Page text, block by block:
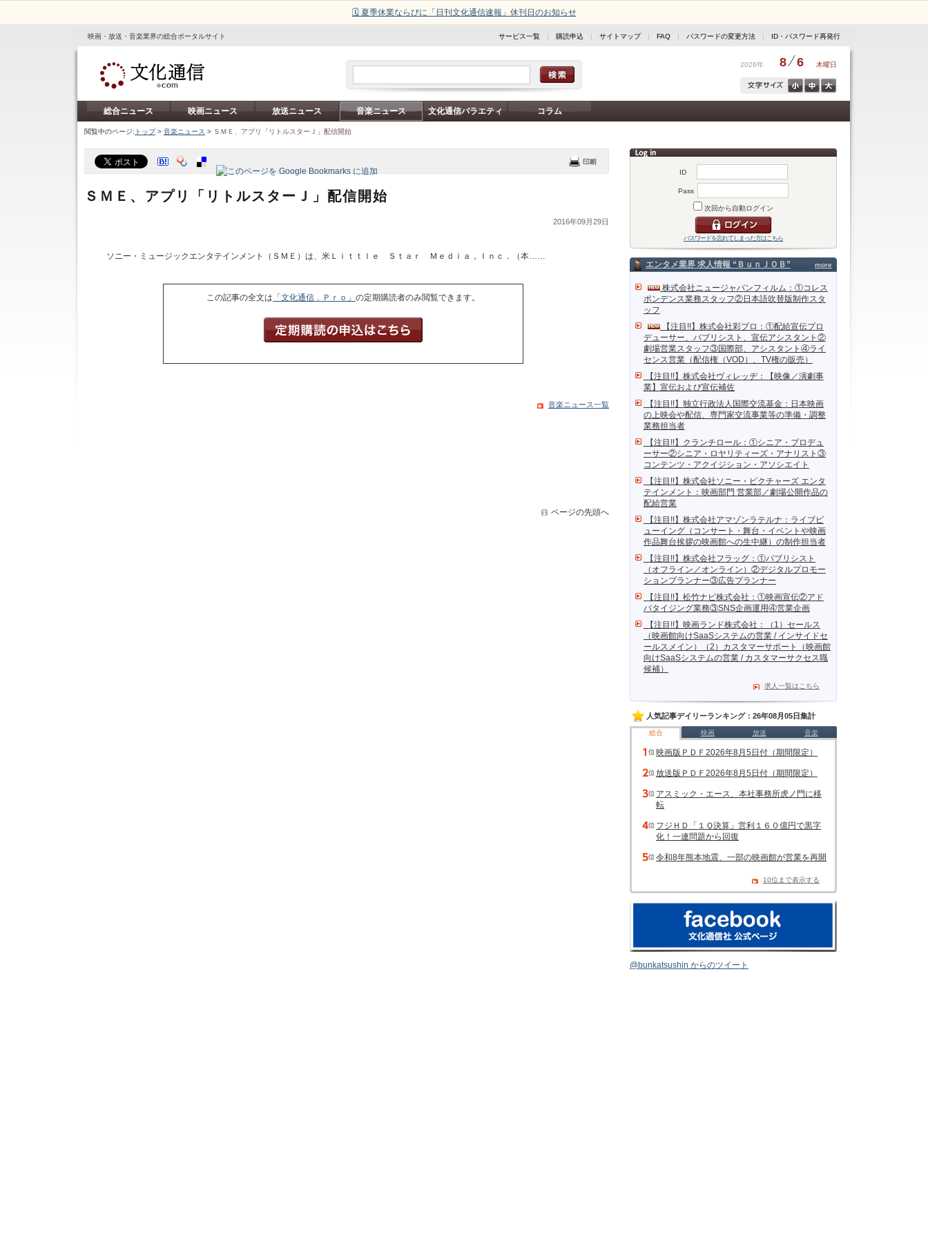
🗓️ 夏季休業ならびに「日刊文化通信速報」休刊日のお知らせ
映画・放送・音楽業界の総合ポータルサイト サービス一覧 | 購読申込 | サイトマップ| FAQ | パスワードの変更方法 | ID・パスワード再発行
2026年 8 6 木曜日
総合ニュース 映画ニュース 放送ニュース 音楽ニュース 文化通信バラエティ コラム
閲覧中のページ: トップ> 音楽ニュース > ＳＭＥ、アプリ「リトルスターＪ」配信開始
ID
Pass
次回から自動ログイン
パスワードを忘れてしまった方はこちら
more
エンタメ業界 求人情報 “ＢｕｎＪＯＢ”
株式会社ニュージャパンフィルム：①コレス
ポンデンス業務スタッフ②日本語吹替版制作スタ
ッフ
【注目!!】株式会社彩プロ：①配給宣伝プロ
デューサー、パブリシスト、宣伝アシスタント②
劇場営業スタッフ③国際部、アシスタント④ライ
センス営業（配信権（VOD）、TV権の販売）
【注目!!】株式会社ヴィレッヂ：【映像／演劇事
業】宣伝および宣伝補佐
【注目!!】独立行政法人国際交流基金：日本映画
の上映会や配信、専門家交流事業等の準備・調整
業務担当者
【注目!!】クランチロール：①シニア・プロデュ
ーサー②シニア・ロヤリティーズ・アナリスト③
コンテンツ・アクイジション・アソシエイト
【注目!!】株式会社ソニー・ピクチャーズ エンタ
テインメント：映画部門 営業部／劇場公開作品の
配給営業
【注目!!】株式会社アマゾンラテルナ：ライブビ
ューイング（コンサート・舞台・イベントや映画
作品舞台挨拶の映画館への生中継）の制作担当者
【注目!!】株式会社フラッグ：①パブリシスト
（オフライン／オンライン）②デジタルプロモー
ションプランナー③広告プランナー
【注目!!】松竹ナビ株式会社：①映画宣伝②アド
バタイジング業務③SNS企画運用④営業企画
【注目!!】映画ランド株式会社：（1）セールス
（映画館向けSaaSシステムの営業 / インサイドセ
ールスメイン）（2）カスタマーサポート（映画館
向けSaaSシステムの営業 / カスタマーサクセス職
候補）
求人一覧はこちら
人気記事デイリーランキング：26年08月05日集計
総合 映画 放送 音楽
映画版ＰＤＦ2026年8月5日付（期間限定）
放送版ＰＤＦ2026年8月5日付（期間限定）
アスミック・エース、本社事務所虎ノ門に移
転
フジＨＤ「１Ｑ決算」営利１６０億円で黒字
化！一連問題から回復
令和8年熊本地震、一部の映画館が営業を再開
10位まで表示する
@bunkatsushin からのツイート
ＳＭＥ、アプリ「リトルスターＪ」配信開始
2016年09月29日
ソニー・ミュージックエンタテインメント（ＳＭＥ）は、米Ｌｉｔｔｌｅ Ｓｔａｒ Ｍｅｄｉａ，Ｉｎｃ．（本……
この記事の全文は 「文化通信．Ｐｒｏ」 の定期購読者のみ閲覧できます。
音楽ニュース一覧
ページの先頭へ